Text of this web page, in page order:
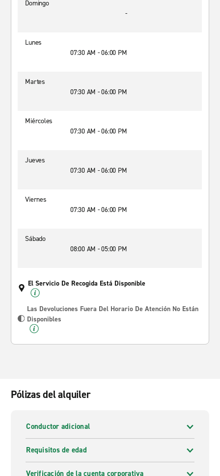
Domingo
-
Lunes
07:30 AM - 06:00 PM
Martes
07:30 AM - 06:00 PM
Miércoles
07:30 AM - 06:00 PM
Jueves
07:30 AM - 06:00 PM
Viernes
07:30 AM - 06:00 PM
Sábado
08:00 AM - 05:00 PM
El Servicio De Recogida Está Disponible
Las Devoluciones Fuera Del Horario De Atención No Están
Disponibles
Pólizas del alquiler
Conductor adicional
Requisitos de edad
Verificación de la cuenta corporativa